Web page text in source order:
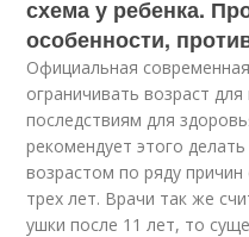
схема у ребенка.
особенности,
Официальная
ограничивать возраст
последствиям для
рекомендует этого
возрастом по ряду
трех лет. Врачи так же
ушки после 11 лет, то